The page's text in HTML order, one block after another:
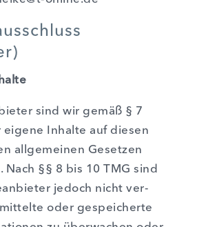
sind wir gemäß § 7
eige­ne Inhal­te auf die­sen
all­ge­mei­nen Geset­zen
§§ 8 bis 10 TMG sind
jedoch nicht ver­
oder gespei­cher­te